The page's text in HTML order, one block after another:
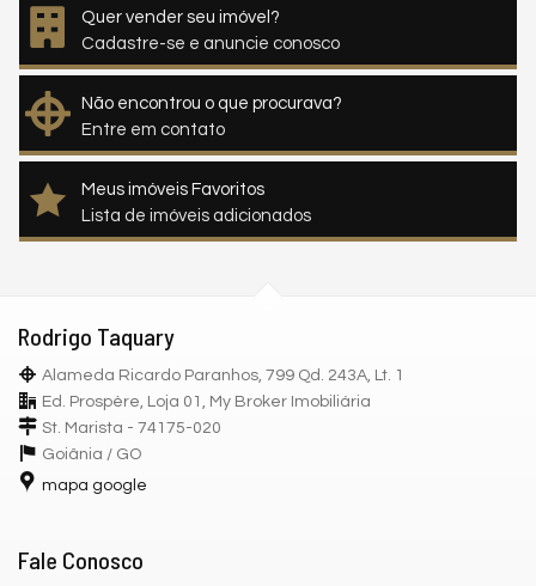
Quer vender seu imóvel?
Cadastre-se e anuncie conosco
Não encontrou o que procurava?
Entre em contato
Meus imóveis Favoritos
Lista de imóveis adicionados
Rodrigo Taquary
Alameda Ricardo Paranhos, 799 Qd. 243A, Lt. 1
Ed. Prospère, Loja 01, My Broker Imobiliária
St. Marista - 74175-020
Goiânia / GO
mapa google
Fale Conosco